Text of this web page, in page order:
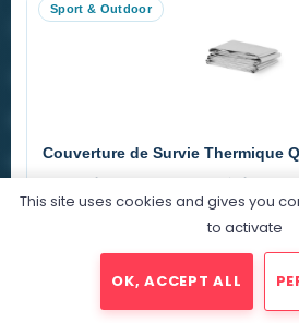
Sport & Outdoor
Couverture de Survie Thermique
Imperméable et coupe-vent, idéale
NOTRE SOCIÉTÉ
This site uses cookies and gives you
to activate
OK, ACCEPT ALL